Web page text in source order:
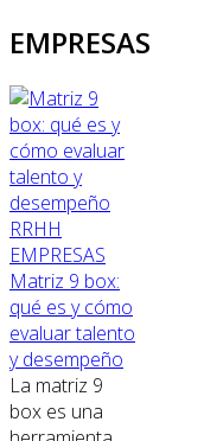
EMPRESAS
RRHH
EMPRESAS
Matriz 9 box:
qué es y cómo
evaluar talento
y desempeño
La matriz 9
box es una